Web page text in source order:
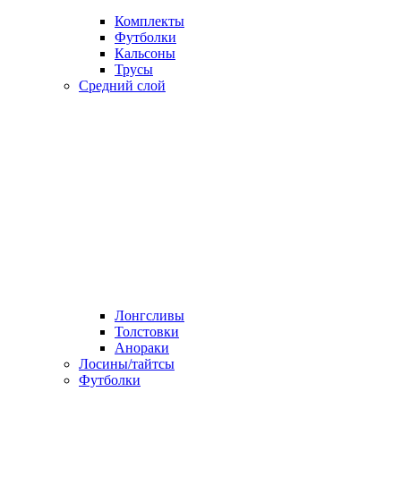
Комплекты
Футболки
Кальсоны
Трусы
Средний слой
Лонгсливы
Толстовки
Анораки
Лосины/тайтсы
Футболки